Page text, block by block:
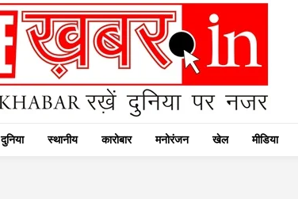
दुनिया स्थानीय कारोबार मनोरंजन खेल मीडिया